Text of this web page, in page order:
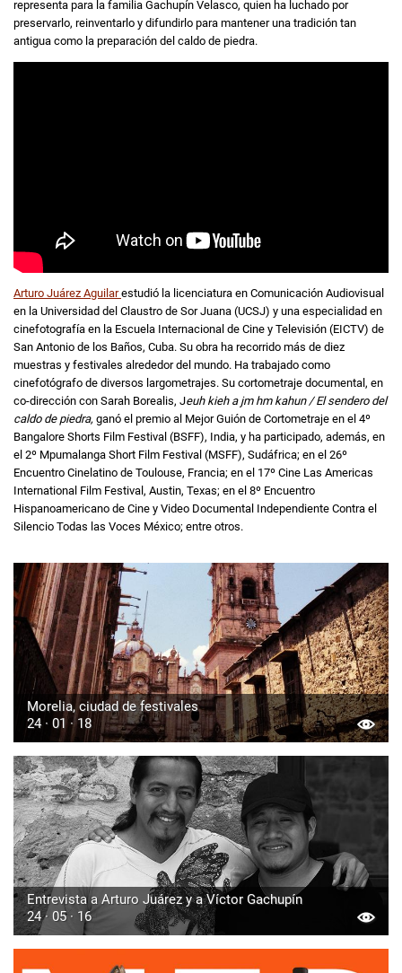
representa para la familia Gachupín Velasco, quien ha luchado por
preservarlo, reinventarlo y difundirlo para mantener una tradición tan
antigua como la preparación del caldo de piedra.
Arturo Juárez Aguilarestudió la licenciatura en Comunicación Audiovisual
en la Universidad del Claustro de Sor Juana (UCSJ) y una especialidad en
cinefotografía en la Escuela Internacional de Cine y Televisión (EICTV) de
San Antonio de los Baños, Cuba. Su obra ha recorrido más de diez
muestras y festivales alrededor del mundo. Ha trabajado como
cinefotógrafo de diversos largometrajes. Su cortometraje documental, en
co-dirección con Sarah Borealis, Jeuh kieh a jm hm kahun / El sendero del
caldo de piedra, ganó el premio al Mejor Guión de Cortometraje en el 4º
Bangalore Shorts Film Festival (BSFF), India, y ha participado, además, en
el 2º Mpumalanga Short Film Festival (MSFF), Sudáfrica; en el 26º
Encuentro Cinelatino de Toulouse, Francia; en el 17º Cine Las Americas
International Film Festival, Austin, Texas; en el 8º Encuentro
Hispanoamericano de Cine y Video Documental Independiente Contra el
Silencio Todas las Voces México; entre otros.
Morelia, ciudad de festivales
24 · 01 · 18
Entrevista a Arturo Juárez y a Víctor Gachupín
24 · 05 · 16